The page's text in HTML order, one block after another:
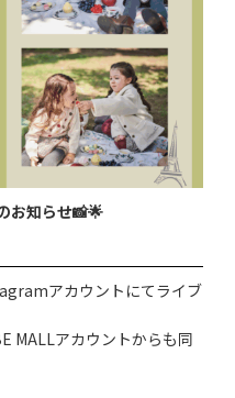
お知らせ📸🌟
アカウントにてライブ
MALLアカウントからも同